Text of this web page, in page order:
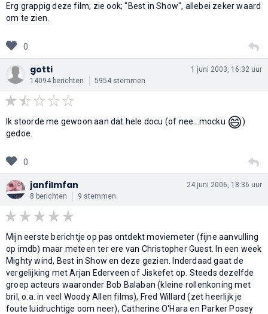
Erg grappig deze film, zie ook; "Best in Show", allebei zeker waard
om te zien.
0
gotti
14094 berichten 5954 stemmen
1 juni 2003, 16:32 uur
Ik stoorde me gewoon aan dat hele docu (of nee...mocku 😄)
gedoe.
0
janfilmfan
8 berichten 9 stemmen
24 juni 2006, 18:36 uur
Mijn eerste berichtje op pas ontdekt moviemeter (fijne aanvulling
op imdb) maar meteen ter ere van Christopher Guest. In een week
Mighty wind, Best in Show en deze gezien. Inderdaad gaat de
vergelijking met Arjan Ederveen of Jiskefet op. Steeds dezelfde
groep acteurs waaronder Bob Balaban (kleine rollenkoning met
bril, o.a. in veel Woody Allen films), Fred Willard (zet heerlijk je
foute luidruchtige oom neer), Catherine O'Hara en Parker Posey